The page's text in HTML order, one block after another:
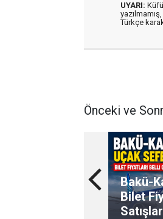
UYARI:
yazılmamış,
Türkçe
Önceki ve
Bakü-
Bilet